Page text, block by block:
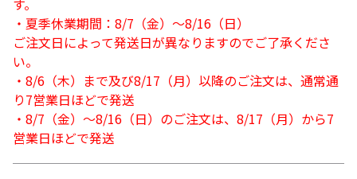
す。
・夏季休業期間：8/7（金）～8/16（日）
ご注文日によって発送日が異なりますのでご了承くださ
い。
・8/6（木）まで及び8/17（月）以降のご注文は、通常通
り7営業日ほどで発送
・8/7（金）～8/16（日）のご注文は、8/17（月）から7
営業日ほどで発送